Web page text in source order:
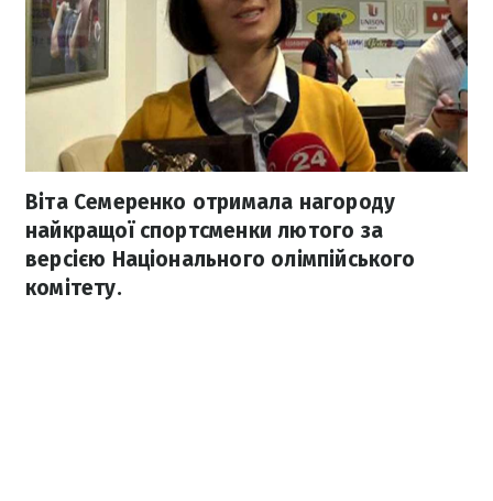
Віта Семеренко отримала нагороду
найкращої спортсменки лютого за
версією Національного олімпійського
комітету.